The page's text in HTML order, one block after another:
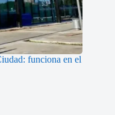
funciona en el